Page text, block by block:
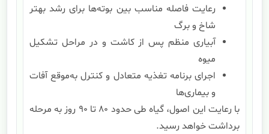
رعایت فاصله مناسب بین بوته‌ها برای رشد بهتر
شاخ و برگ
آبیاری منظم پس از کاشت و در مراحل تشکیل
میوه
اجرای برنامه تغذیه متعادل و کنترل به‌موقع آفات
و بیماری‌ها
با رعایت این اصول، گیاه طی حدود 80 تا 90 روز به مرحله
برداشت خواهد رسید.